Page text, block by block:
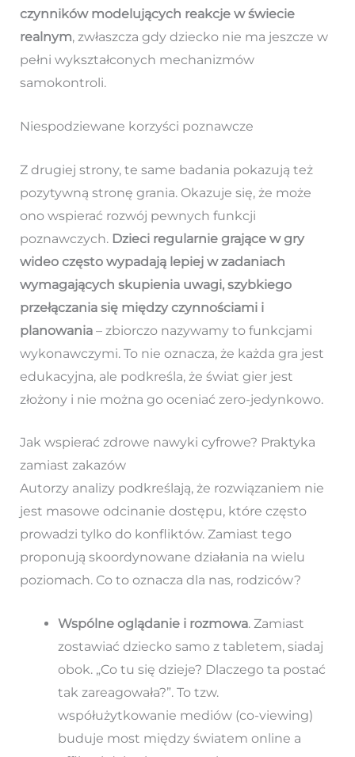
czynników modelujących reakcje w świecie
realnym, zwłaszcza gdy dziecko nie ma jeszcze w
pełni wykształconych mechanizmów
samokontroli.
Niespodziewane korzyści poznawcze
Z drugiej strony, te same badania pokazują też
pozytywną stronę grania. Okazuje się, że może
ono wspierać rozwój pewnych funkcji
poznawczych. Dzieci regularnie grające w gry
wideo często wypadają lepiej w zadaniach
wymagających skupienia uwagi, szybkiego
przełączania się między czynnościami i
planowania– zbiorczo nazywamy to funkcjami
wykonawczymi. To nie oznacza, że każda gra jest
edukacyjna, ale podkreśla, że świat gier jest
złożony i nie można go oceniać zero-jedynkowo.
Jak wspierać zdrowe nawyki cyfrowe? Praktyka
zamiast zakazów
Autorzy analizy podkreślają, że rozwiązaniem nie
jest masowe odcinanie dostępu, które często
prowadzi tylko do konfliktów. Zamiast tego
proponują skoordynowane działania na wielu
poziomach. Co to oznacza dla nas, rodziców?
Wspólne oglądanie i rozmowa. Zamiast
zostawiać dziecko samo z tabletem, siadaj
obok. „Co tu się dzieje? Dlaczego ta postać
tak zareagowała?”. To tzw.
współużytkowanie mediów (co-viewing)
buduje most między światem online a